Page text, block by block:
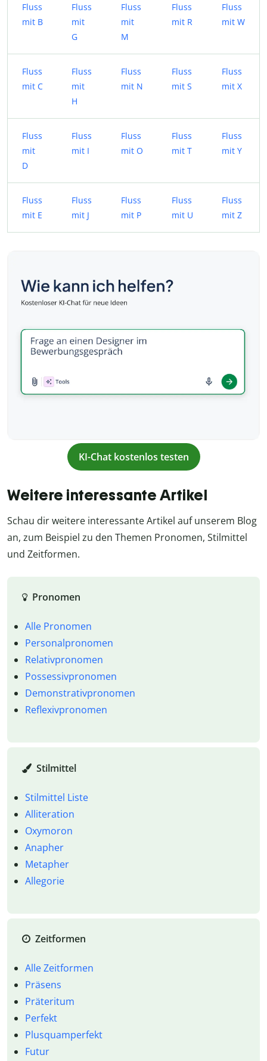
Fluss
mit B
Fluss
mit
G
Fluss
mit
M
Fluss
mit R
Fluss
mit W
Fluss
mit C
Fluss
mit
H
Fluss
mit N
Fluss
mit S
Fluss
mit X
Fluss
mit
D
Fluss
mit I
Fluss
mit O
Fluss
mit T
Fluss
mit Y
Fluss
mit E
Fluss
mit J
Fluss
mit P
Fluss
mit U
Fluss
mit Z
KI-Chat kostenlos testen
Weitere interessante Artikel
Schau dir weitere interessante Artikel auf unserem Blog
an, zum Beispiel zu den Themen Pronomen, Stilmittel
und Zeitformen.
Pronomen
Alle Pronomen
Personalpronomen
Relativpronomen
Possessivpronomen
Demonstrativpronomen
Reflexivpronomen
Stilmittel
Stilmittel Liste
Alliteration
Oxymoron
Anapher
Metapher
Allegorie
Zeitformen
Alle Zeitformen
Präsens
Präteritum
Perfekt
Plusquamperfekt
Futur